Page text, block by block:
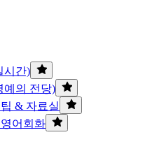
시간)
예의 전당)
& 자료실
어회화